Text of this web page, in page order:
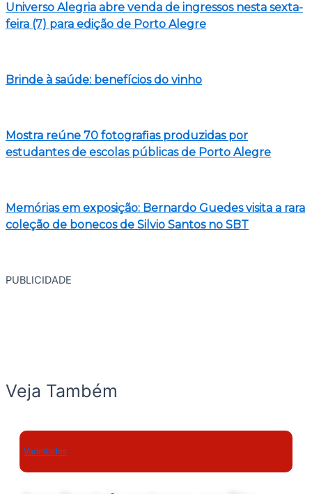
Universo Alegria abre venda de ingressos nesta sexta-
feira (7) para edição de Porto Alegre
Brinde à saúde: benefícios do vinho
Mostra reúne 70 fotografias produzidas por
estudantes de escolas públicas de Porto Alegre
Memórias em exposição: Bernardo Guedes visita a rara
coleção de bonecos de Silvio Santos no SBT
PUBLICIDADE
Veja Também
Variedades